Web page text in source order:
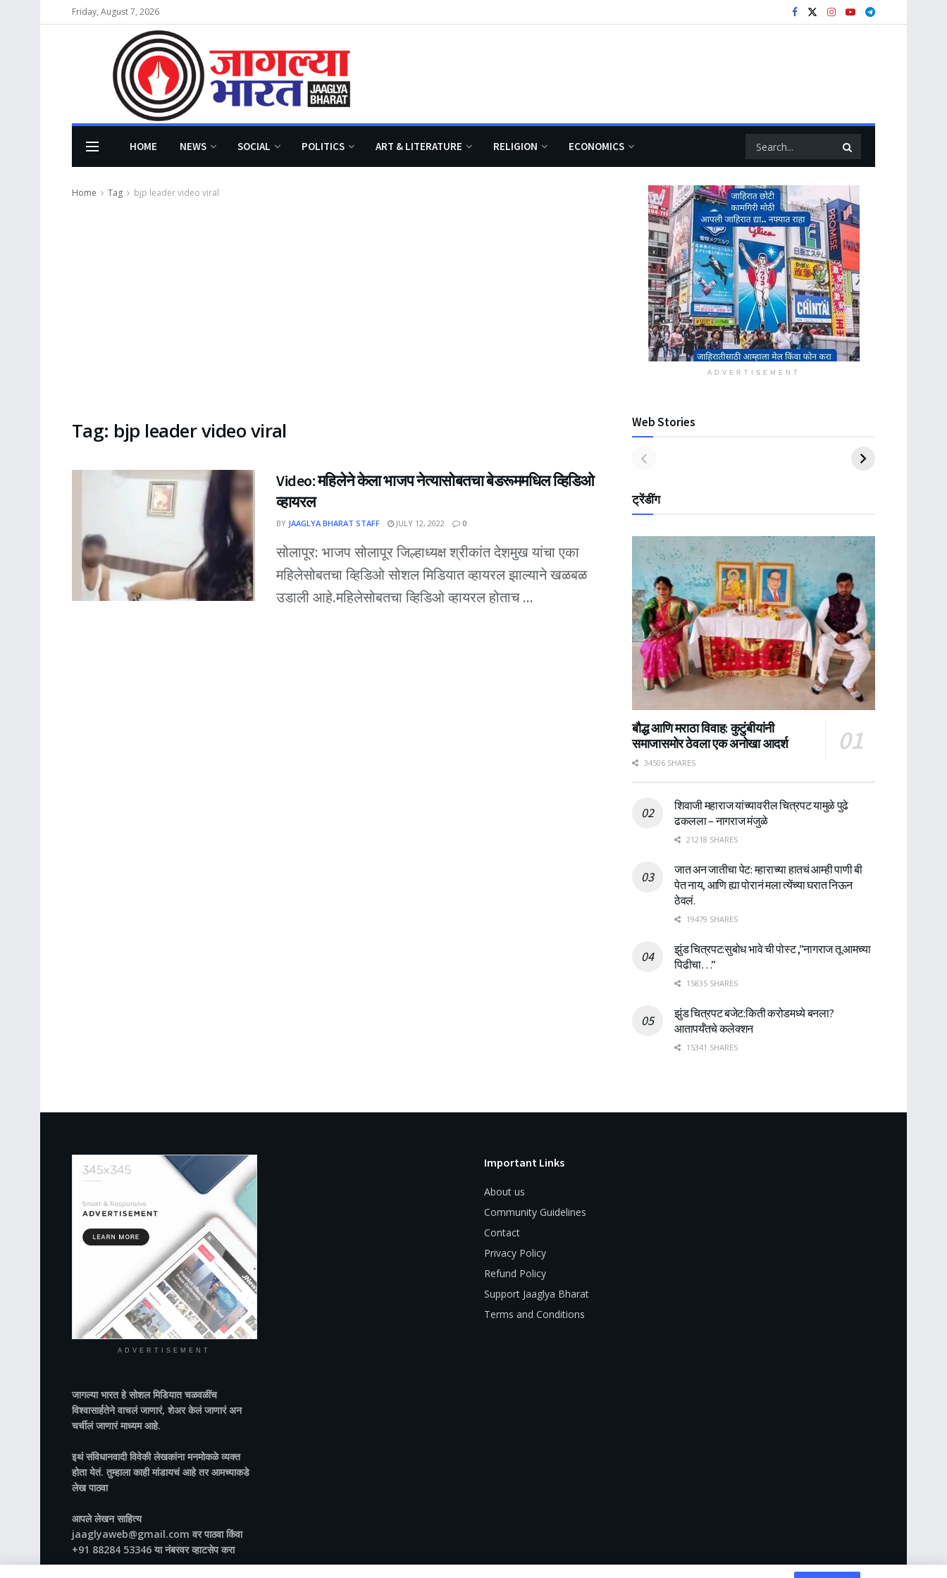
Friday, August 7, 2026
HOME NEWS SOCIAL POLITICS ART & LITERATURE RELIGION ECONOMICS
Home Tag bjp leader video viral
Tag: bjp leader video viral
Video: महिलेने केला भाजप नेत्यासोबतचा बेडरूममधिल व्हिडिओ
व्हायरल
BY JAAGLYA BHARAT STAFF JULY 12, 2022 0
सोलापूर: भाजप सोलापूर जिल्हाध्यक्ष श्रीकांत देशमुख यांचा एका
महिलेसोबतचा व्हिडिओ सोशल मिडियात व्हायरल झाल्याने खळबळ
उडाली आहे.महिलेसोबतचा व्हिडिओ व्हायरल होताच ...
ADVERTISEMENT
Web Stories
ट्रेंडींग
बौद्ध आणि मराठा विवाह: कुटुंबीयांनी
समाजासमोर ठेवला एक अनोखा आदर्श
34506 SHARES
शिवाजी महाराज यांच्यावरील चित्रपट यामुळे पुढे
ढकलला – नागराज मंजुळे
21218 SHARES
जात अन जातीचा पेट: म्हाराच्या हातचं आम्ही पाणी बी
पेत नाय, आणि ह्या पोरानं मला त्येंच्या घरात निऊन
ठेवलं.
19479 SHARES
झुंड चित्रपट:सुबोध भावे ची पोस्ट ,”नागराज तू आमच्या
पिढीचा…”
15835 SHARES
झुंड चित्रपट बजेट:किती करोडमध्ये बनला?
आतापर्यँतचे कलेक्शन
15341 SHARES
ADVERTISEMENT
जागल्या भारतहे सोशल मिडियात चळवळींच
विश्वासार्हतेने वाचलं जाणारं, शेअर केलं जाणारं अन
चर्चीलं जाणारं माध्यम आहे.
इथं संविधानवादी विवेकी लेखकांना मनमोकळे व्यक्त
होता येतं. तुम्हाला काही मांडायचं आहे तर आमच्याकडे
लेख पाठवा
आपले लेखन साहित्य
jaaglyaweb@gmail.com वर पाठवा किंवा
+91 88284 53346 या नंबरवर व्हाटसेप करा
Important Links
About us
Community Guidelines
Contact
Privacy Policy
Refund Policy
Support Jaaglya Bharat
Terms and Conditions